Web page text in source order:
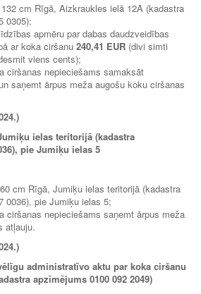
cm Rīgā, Aizkraukles ielā 12A (kadastra
0305);
apmēru par dabas daudzveidības
ar koka ciršanu 240,41 EUR (divi simti
viens cents);
ciršanas nepieciešams samaksāt
saņemt ārpus meža augošu koku ciršanas
ielas teritorijā (kadastra
pie Jumiķu ielas 5
cm Rīgā, Jumiķu ielas teritorijā (kadastra
0036), pie Jumiķu ielas 5;
ciršanas nepieciešams saņemt ārpus meža
atļauju.
administratīvo aktu par koka ciršanu
apzīmējums 0100 092 2049)